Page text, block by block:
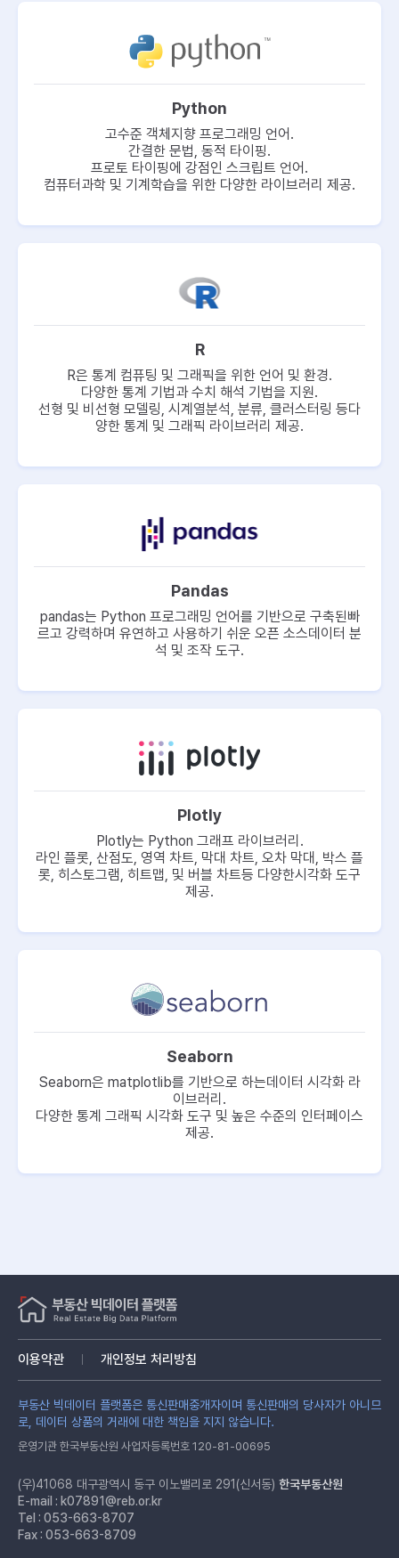
Python
고수준 객체지향 프로그래밍 언어.
간결한 문법, 동적 타이핑.
프로토 타이핑에 강점인 스크립트 언어.
컴퓨터과학 및 기계학습을 위한 다양한 라이브러리 제공.
R
R은 통계 컴퓨팅 및 그래픽을 위한 언어 및 환경.
다양한 통계 기법과 수치 해석 기법을 지원.
선형 및 비선형 모델링, 시계열분석, 분류, 클러스터링 등다
양한 통계 및 그래픽 라이브러리 제공.
Pandas
pandas는 Python 프로그래밍 언어를 기반으로 구축된빠
르고 강력하며 유연하고 사용하기 쉬운 오픈 소스데이터 분
석 및 조작 도구.
Plotly
Plotly는 Python 그래프 라이브러리.
라인 플롯, 산점도, 영역 차트, 막대 차트, 오차 막대, 박스 플
롯, 히스토그램, 히트맵, 및 버블 차트등 다양한시각화 도구
제공.
Seaborn
Seaborn은 matplotlib를 기반으로 하는데이터 시각화 라
이브러리.
다양한 통계 그래픽 시각화 도구 및 높은 수준의 인터페이스
제공.
이용약관 개인정보 처리방침
부동산 빅데이터 플랫폼은 통신판매중개자이며 통신판매의 당사자가 아니므
로, 데이터 상품의 거래에 대한 책임을 지지 않습니다.
운영기관 한국부동산원 사업자등록번호 120-81-00695
(우)41068 대구광역시 동구 이노밸리로 291(신서동) 한국부동산원
E-mail : k07891@reb.or.kr
Tel : 053-663-8707
Fax : 053-663-8709